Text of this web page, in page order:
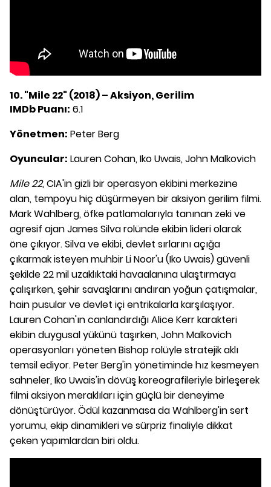
10. "Mile 22" (2018) – Aksiyon, Gerilim
IMDb Puanı: 6.1
Yönetmen: Peter Berg
Oyuncular: Lauren Cohan, Iko Uwais, John Malkovich
Mile 22, CIA'in gizli bir operasyon ekibini merkezine
alan, tempoyu hiç düşürmeyen bir aksiyon gerilim filmi.
Mark Wahlberg, öfke patlamalarıyla tanınan zeki ve
agresif ajan James Silva rolünde ekibin lideri olarak
öne çıkıyor. Silva ve ekibi, devlet sırlarını açığa
çıkarmak isteyen muhbir Li Noor'u (Iko Uwais) güvenli
şekilde 22 mil uzaklıktaki havaalanına ulaştırmaya
çalışırken, şehir savaşlarını andıran yoğun çatışmalar,
hain pusular ve devlet içi entrikalarla karşılaşıyor.
Lauren Cohan'ın canlandırdığı Alice Kerr karakteri
ekibin duygusal yükünü taşırken, John Malkovich
operasyonları yöneten Bishop rolüyle stratejik aklı
temsil ediyor. Peter Berg'in yönetiminde hız kesmeyen
sahneler, Iko Uwais'in dövüş koreografileriyle birleşerek
filmi aksiyon meraklıları için güçlü bir deneyime
dönüştürüyor. Ödül kazanmasa da Wahlberg'in sert
yorumu, ekip dinamikleri ve sürpriz finaliyle dikkat
çeken yapımlardan biri oldu.